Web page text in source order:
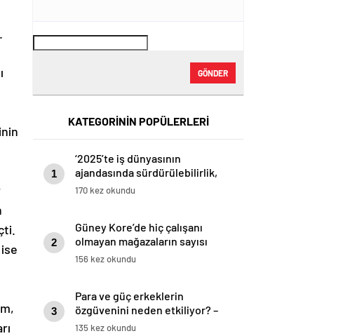
GÖNDER
KATEGORİNİN POPÜLERLERİ
1
‘2025’te iş dünyasının
ajandasında sürdürülebilirlik,
yapay zeka ve kriz yönetimi var’
170 kez okundu
2
Güney Kore’de hiç çalışanı
olmayan mağazaların sayısı
neden artıyor? – BBC News
156 kez okundu
3
Para ve güç erkeklerin
özgüvenini neden etkiliyor? –
BBC News Türkçe
135 kez okundu